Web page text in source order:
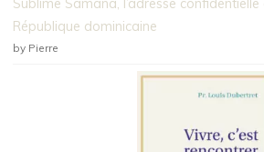
République dominicaine
by Pierre